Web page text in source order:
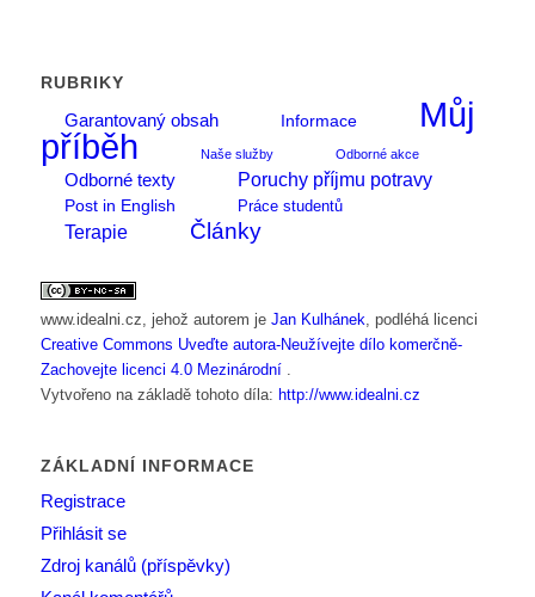
RUBRIKY
Garantovaný obsah
Informace
Můj
příběh
Naše služby Odborné akce
Odborné texty Poruchy příjmu potravy
Post in English Práce studentů
Terapie Články
www.idealni.cz , jehož autorem je Jan Kulhánek , podléhá licenci
Creative Commons Uveďte autora-Neužívejte dílo komerčně-
Zachovejte licenci 4.0 Mezinárodní
Vytvořeno na základě tohoto díla: http://www.idealni.cz
ZÁKLADNÍ INFORMACE
Registrace
Přihlásit se
Zdroj kanálů (příspěvky)